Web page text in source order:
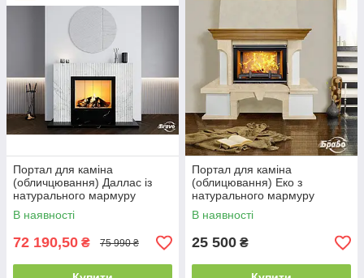
Портал для каміна
(обличцювання) Даллас із
натурального мармуру
Polaris + Nero Marquina
В наявності
72 190,50 ₴ 75 990 ₴
Портал для каміна
(облицювання) Еко з
натурального мармуру
Botticino, пофарбовані
поверхні
В наявності
25 500 ₴